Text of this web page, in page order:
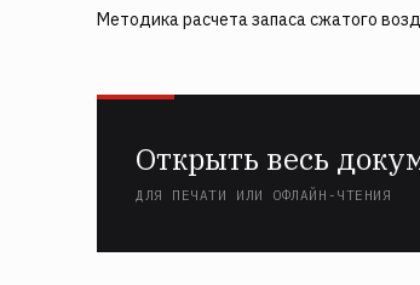
Методика расчета запаса сжатого
Открыть весь
ДЛЯ ПЕЧАТИ ИЛИ ОФЛАЙН-ЧТЕНИЯ